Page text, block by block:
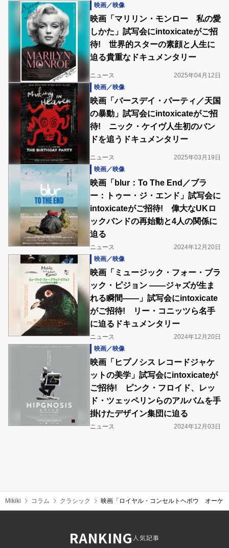
映画／映像
映画「マリリン・モンロー 私の愛
しかた」試写会にintoxicateがご招
待! 世界的スターの素顔と人生に
迫る貴重なドキュメンタリー
ニュース
2025年04月12日
映画／映像
映画「バースデイ・パーティ／天国
の暴動」試写会にintoxicateがご招
待! ニック・ケイヴ人生初のバン
ドを追うドキュメンタリー
ニュース
2025年03月19日
映画／映像
映画「blur：To The End／ブラ
ー：トゥー・ジ・エンド」試写会に
intoxicateがご招待! 偉大なUKロ
ックバンドの再始動と4人の関係に
迫る
ニュース
2024年12月20日
映画／映像
映画「ミュージック・フォー・ブラ
ック・ピジョン ――ジャズが生ま
れる瞬間――」試写会にintoxicate
がご招待! リー・コニッツら名手
に迫るドキュメンタリー
ニュース
2024年12月20日
映画／映像
映画「ヒプノシス レコードジャケ
ットの美学」試写会にintoxicateが
ご招待! ピンク・フロイド、レッ
ド・ツェッペリンらのアルバムを手
掛けたデザイン集団に迫る
ニュース 2024年12月03日
Mikiki コラム クラシック 映画「ロイヤル・コンセルトヘボウ オーケ
RANKING人気記事